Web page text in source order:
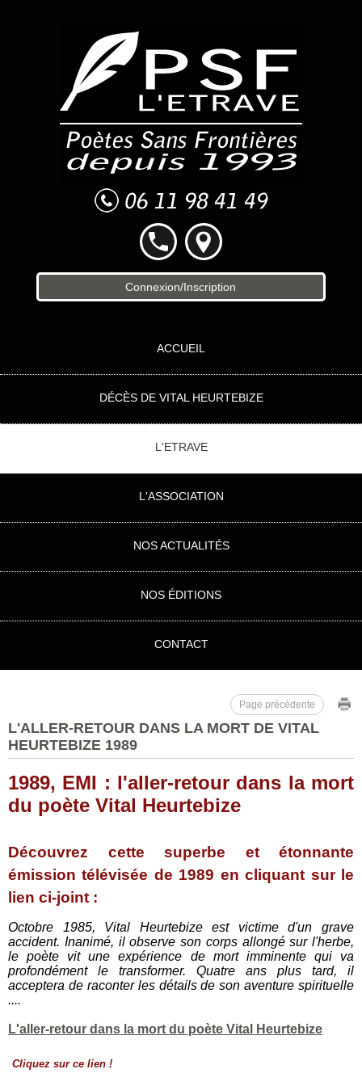
Connexion/Inscription
ACCUEIL
DÉCÈS DE VITAL HEURTEBIZE
L'ETRAVE
L'ASSOCIATION
NOS ACTUALITÉS
NOS ÉDITIONS
CONTACT
Page précédente
L'ALLER-RETOUR DANS LA MORT DE VITAL
HEURTEBIZE 1989
1989, EMI : l'aller-retour dans la mort
du poète Vital Heurtebize
Découvrez cette superbe et étonnante
émission télévisée de 1989 en cliquant sur le
lien ci-joint :
Octobre 1985, Vital Heurtebize est victime d'un grave
accident. Inanimé, il observe son corps allongé sur l'herbe,
le poète vit une expérience de mort imminente qui va
profondément le transformer. Quatre ans plus tard, il
acceptera de raconter les détails de son aventure spirituelle
....
L'aller-retour dans la mort du poète Vital Heurtebize
Cliquez sur ce lien !